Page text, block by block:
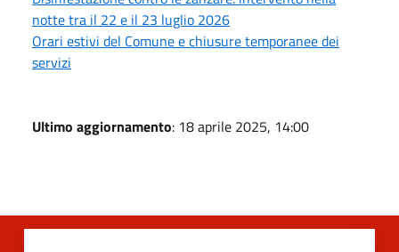
notte tra il 22 e il 23 luglio 2026
Orari estivi del Comune e chiusure temporanee dei
servizi
Ultimo aggiornamento: 18 aprile 2025, 14:00